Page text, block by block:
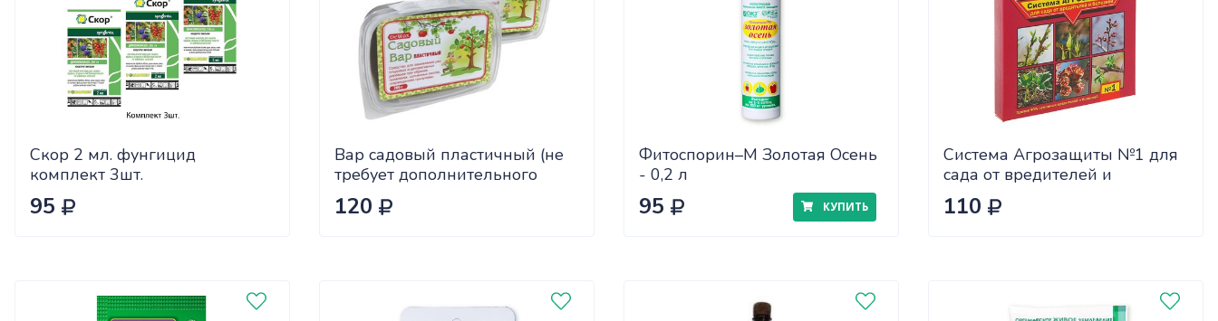
Скор 2 мл. фунгицид
комплект 3шт.
95
Вар садовый пластичный (не
требует дополнительного
подогрева) 2шт по 200гр
120
Фитоспорин–М Золотая Осень
- 0,2 л
95 КУПИТЬ
Система Агрозащиты №1 для
сада от вредителей и
болезней (ранняя весна)
(48шт)
110